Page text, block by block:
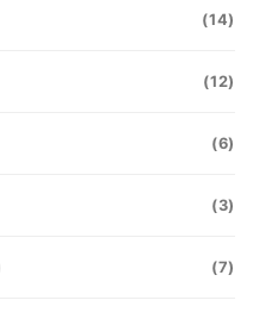
(14)
(12)
(6)
(3)
(7)